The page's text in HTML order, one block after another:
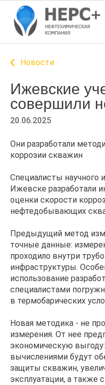
Новости
Ижевские
совершили
20.06.2025
Они разработали
коррозии скважин
Специалисты научного
Ижевске разработали
оценки скорости
нефтедобывающих
Предыдущий метод
точные данные:
проходило внутри
инфраструктуры.
использование
специалистами
в термобарических
Новая методика - не
измерения. От нее
экономическую
вычислениями будут
защиты скважин,
эксплуатации, а также